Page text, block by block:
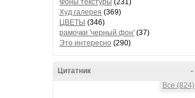
Фоны текстуры (231)
Худ.галерея (369)
ЦВЕТЫ (346)
рамочки 'черный фон' (37)
Это интересно (290)
-
Цитатник
Все (824)